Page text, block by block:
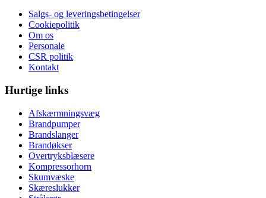
Salgs- og leveringsbetingelser
Cookiepolitik
Om os
Personale
CSR politik
Kontakt
Hurtige links
Afskærmningsvæg
Brandpumper
Brandslanger
Brandøkser
Overtryksblæsere
Kompressorhorn
Skumvæske
Skæreslukker